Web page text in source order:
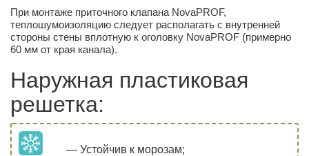
При монтаже приточного клапана NovaPROF,
теплошумоизоляцию следует располагать с внутренней
стороны стены вплотную к оголовку NovaPROF (примерно
60 мм от края канала).
Наружная пластиковая
решетка:
— Устойчив к морозам;